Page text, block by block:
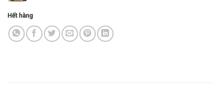
Hết hàng